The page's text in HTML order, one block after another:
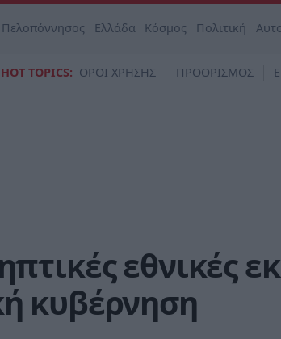
Πελοπόννησος Ελλάδα Κόσμος Πολιτική
HOT TOPICS: ΟΡΟΙ ΧΡΗΣΗΣ ΠΡΟΟΡΙΣΜΟΣ
εθνικές
κυβέρνηση